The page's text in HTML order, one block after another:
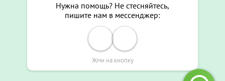
Нужна помощь? Не стесняйтесь,
пишите нам в мессенджер:
Жми на кнопку